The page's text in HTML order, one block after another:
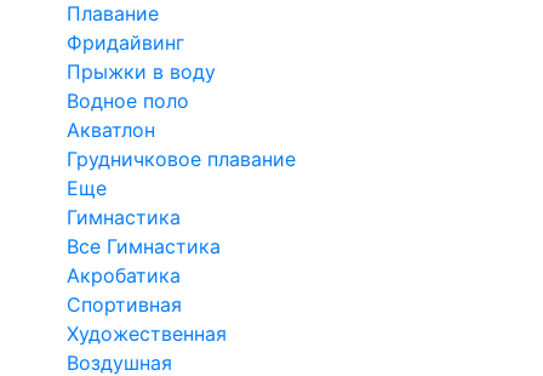
Плавание
Фридайвинг
Прыжки в воду
Водное поло
Акватлон
Грудничковое плавание
Еще
Гимнастика
Все Гимнастика
Акробатика
Спортивная
Художественная
Воздушная